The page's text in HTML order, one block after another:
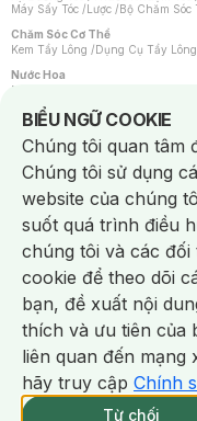
NowFree 2H
Máy Sấy Tóc /Lược /Bộ Chăm Sóc
Chăm Sóc Cơ Thể
Kem Tẩy Lông /Dụng Cụ Tẩy Lông
Nước Hoa
Nước Hoa Nữ
Chăm Sóc Cá Nhân
Chống Muỗi /Khẩu Trang /Máy
Sản Phẩm Chăm Sóc Khác /Bàn
Hỗ Trợ Trắng Răng/Kem Đánh
Tăm / Chỉ Nha Khoa/ Xịt Thơm
Khăn Ướt Vệ Sinh Vùng Kín/
Máy Cạo Râu
Vấn Đề Về Da
Da Dầu / Lỗ Chân Lông To/ Da
Da Nhạy Cảm / Kích Ứng
Da Xỉn
Quầng Thâm & Bọng Mắt /Sẹo /
Dụng Cụ / Phụ Kiện Chăm Sóc Da
Bông Tẩy Trang
Khăn Lau Mặt
Dụng Cụ Chăm Sóc Khác
BIỂU NGỮ COOKIE
Notice about cookies
Chúng tôi quan tâm
Chúng tôi sử dụng
website của chúng
suốt quá trình điều
chúng tôi và các đối
cookie để theo dõi
bạn, đề xuất nội
thích và ưu tiên của
liên quan đến mạng
hãy truy cập Chính
Từ chối